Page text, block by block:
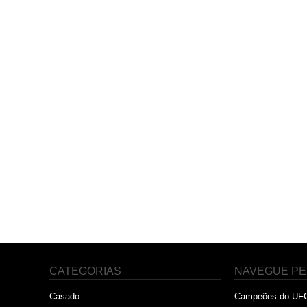
CATEGORIAS
Casado
NAVEGUE
Campeões do